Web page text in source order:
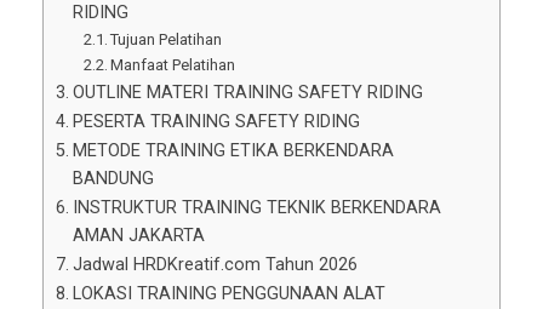
RIDING
Tujuan Pelatihan
Manfaat Pelatihan
OUTLINE MATERI TRAINING SAFETY RIDING
PESERTA TRAINING SAFETY RIDING
METODE TRAINING ETIKA BERKENDARA
BANDUNG
INSTRUKTUR TRAINING TEKNIK BERKENDARA
AMAN JAKARTA
Jadwal HRDKreatif.com Tahun 2026
LOKASI TRAINING PENGGUNAAN ALAT